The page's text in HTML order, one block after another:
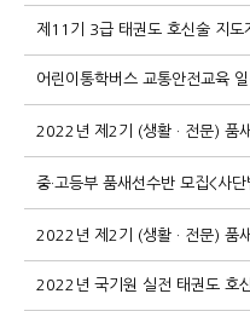
어린이통학버스 교통안전교육
2022년 국기원 실전 태권도 호